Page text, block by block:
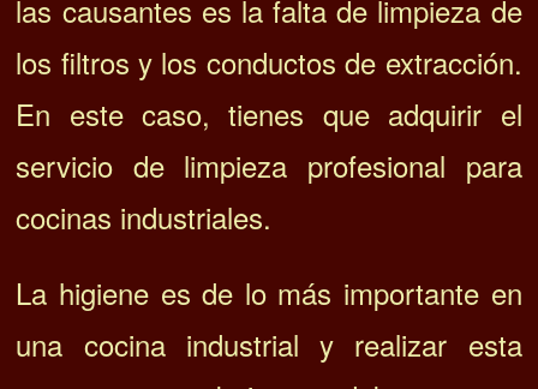
las causantes es la falta de limpieza de
los filtros y los conductos de extracción.
En este caso, tienes que adquirir el
servicio de limpieza profesional para
cocinas industriales.
La higiene es de lo más importante en
una cocina industrial y realizar esta